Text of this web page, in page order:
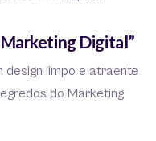
Marketing Digital”
design limpo e atraente
do Marketing